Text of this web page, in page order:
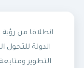
انطلاقا من
الدولة
التطوير